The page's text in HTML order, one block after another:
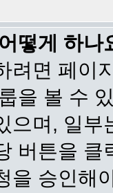
떻게 하나
려면 페이
을 볼 수
으며, 일
버튼을
을 승인해